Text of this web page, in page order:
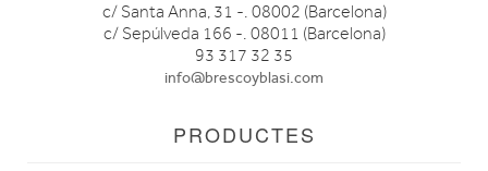
c/ Santa Anna, 31 -. 08002 (Barcelona)
c/ Sepúlveda 166 -. 08011 (Barcelona)
93 317 32 35
info@brescoyblasi.com
PRODUCTES